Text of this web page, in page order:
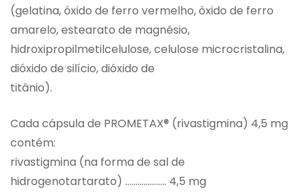
(gelatina, óxido de ferro vermelho, óxido de ferro
amarelo, estearato de magnésio,
hidroxipropilmetilcelulose, celulose microcristalina,
dióxido de silício, dióxido de
titânio).
Cada cápsula de PROMETAX® (rivastigmina) 4,5 mg
contém:
rivastigmina (na forma de sal de
hidrogenotartarato) ……………….. 4,5 mg